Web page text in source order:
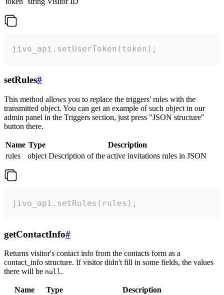
jivo_api.setUserToken(token);
setRules#
This method allows you to replace the triggers' rules with the
transmitted object. You can get an example of such object in our
admin panel in the Triggers section, just press "JSON structure"
button there.
Name Type
Description
rules
object Description of the active invitations rules in JSON
jivo_api.setRules(rules);
getContactInfo#
Returns visitor's contact info from the contacts form as a
contact_info structure. If visitor didn't fill in some fields, the values
there will be null.
Name Type
Description